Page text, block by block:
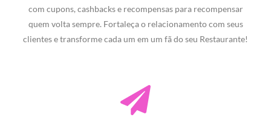
com cupons, cashbacks e recompensas para recompensar
quem volta sempre. Fortaleça o relacionamento com seus
clientes e transforme cada um em um fã do seu Restaurante!